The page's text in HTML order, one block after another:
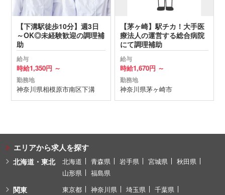
【下溝駅徒歩10分】週3日
～OK◎未経験歓迎の調理補
助
給与
時給1,350円 ～
勤務地
神奈川県相模原市南区下溝
【茅ヶ崎】駅チカ！大手医
療法人の運営する総合病院
にて調理補助
給与
時給1,670円 ～
勤務地
神奈川県茅ヶ崎市
エリアから求人を探す
北海道・東北 北海道 青森県 岩手県 宮城県
秋田県
山形県
福島県
関東 東京都 神奈川県 埼玉県
千葉県